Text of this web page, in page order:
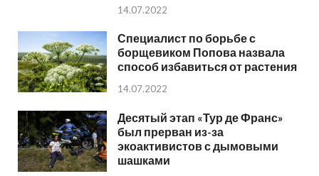
14.07.2022
Специалист по борьбе с
борщевиком Попова назвала
способ избавиться от растения
14.07.2022
Десятый этап «Тур де Франс»
был прерван из-за
экоактивистов с дымовыми
шашками